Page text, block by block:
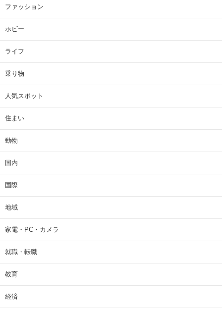
ファッション
ホビー
ライフ
乗り物
人気スポット
住まい
動物
国内
国際
地域
家電・PC・カメラ
就職・転職
教育
経済